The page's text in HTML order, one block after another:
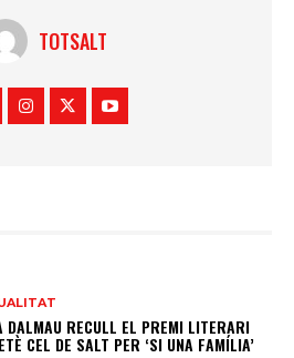
TOTSALT
DALMAU RECULL EL PREMI LITERARI
CEL DE SALT PER ‘SI UNA FAMÍLIA’